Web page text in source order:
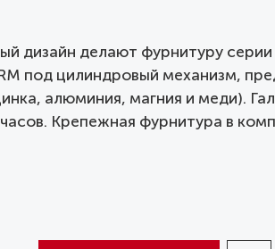
дизайн делают фурнитуру серии
под цилиндровый механизм,
алюминия, магния и меди).
Крепежная фурнитура в